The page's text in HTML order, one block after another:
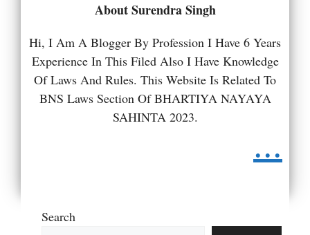
About Surendra Singh
Hi, I Am A Blogger By Profession I Have 6 Years
Experience In This Filed Also I Have Knowledge
Of Laws And Rules. This Website Is Related To
BNS Laws Section Of BHARTIYA NAYAYA
SAHINTA 2023.
...
Search